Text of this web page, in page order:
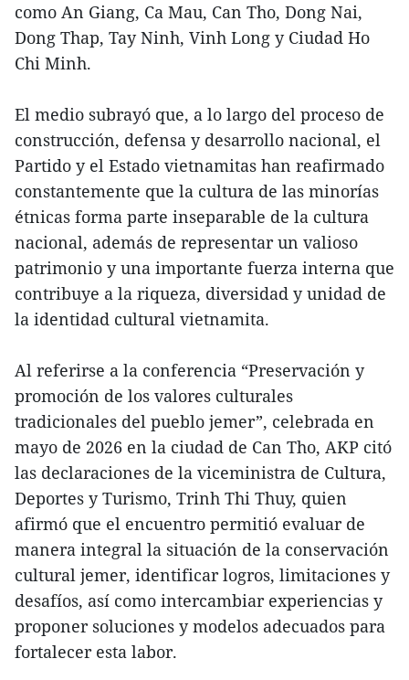
como An Giang, Ca Mau, Can Tho, Dong Nai,
Dong Thap, Tay Ninh, Vinh Long y Ciudad Ho
Chi Minh.
El medio subrayó que, a lo largo del proceso de
construcción, defensa y desarrollo nacional, el
Partido y el Estado vietnamitas han reafirmado
constantemente que la cultura de las minorías
étnicas forma parte inseparable de la cultura
nacional, además de representar un valioso
patrimonio y una importante fuerza interna que
contribuye a la riqueza, diversidad y unidad de
la identidad cultural vietnamita.
Al referirse a la conferencia “Preservación y
promoción de los valores culturales
tradicionales del pueblo jemer”, celebrada en
mayo de 2026 en la ciudad de Can Tho, AKP citó
las declaraciones de la viceministra de Cultura,
Deportes y Turismo, Trinh Thi Thuy, quien
afirmó que el encuentro permitió evaluar de
manera integral la situación de la conservación
cultural jemer, identificar logros, limitaciones y
desafíos, así como intercambiar experiencias y
proponer soluciones y modelos adecuados para
fortalecer esta labor.